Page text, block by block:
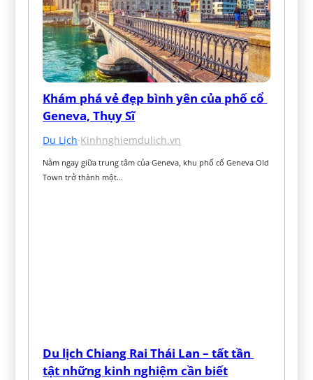
Khám phá vẻ đẹp bình yên của phố cổ
Geneva, Thụy Sĩ
Du Lịch·Kinhnghiemdulich.vn
Nằm ngay giữa trung tâm của Geneva, khu phố cổ Geneva Old
Town trở thành một…
Du lịch Chiang Rai Thái Lan – tất tần
tật những kinh nghiệm cần biết